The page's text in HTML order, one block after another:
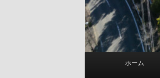
ホーム